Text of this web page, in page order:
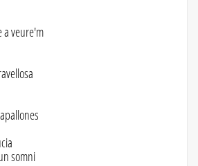
a veure'm
somni